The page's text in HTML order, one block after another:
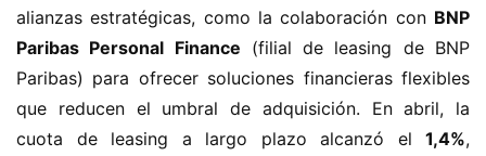
i
ó
d
e
n
alianzas estratégicas, como la colaboración con ​ ​BNP
Paribas Personal Finance​ ​ (filial de leasing de BNP
Paribas) para ofrecer soluciones financieras flexibles
que reducen el umbral de adquisición. En abril, la
cuota de leasing a largo plazo alcanzó el ​ ​1,4%​​,